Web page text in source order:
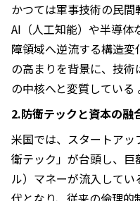
かつては軍事技術の民
AI（人工知能）や半導体
障領域へ逆流する構造
の高まりを背景に、技
の中核へと変質している
2.防衛テックと資本の融
米国では、スタートア
衛テック」が台頭し、巨
ル）マネーが流入して